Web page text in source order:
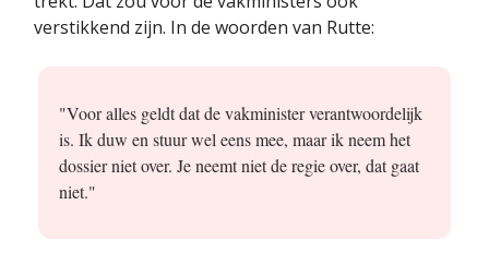
verstikkend zijn. In de woorden van Rutte:
"Voor alles geldt dat de vakminister verantwoordelijk
is. Ik duw en stuur wel eens mee, maar ik neem het
dossier niet over. Je neemt niet de regie over, dat gaat
niet."